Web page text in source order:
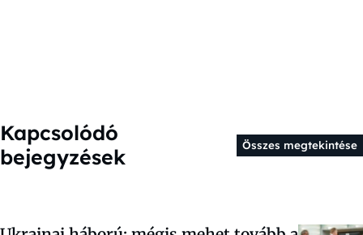
Kapcsolódó
bejegyzések
Összes megtekintése